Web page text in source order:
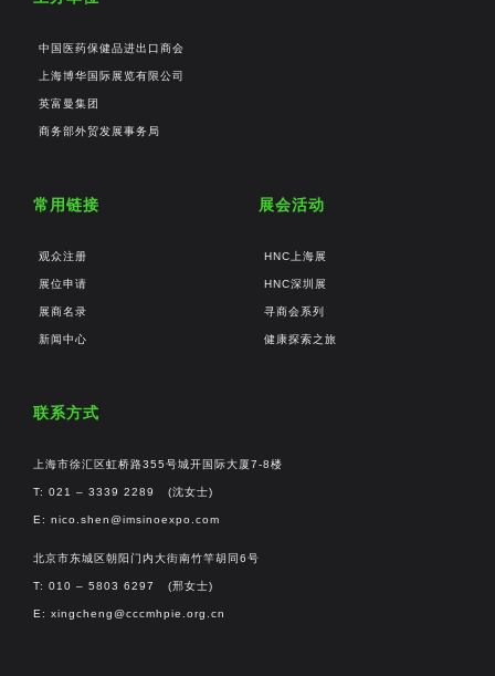
中国医药保健品进出口商会
上海博华国际展览有限公司
英富曼集团
商务部外贸发展事务局
常用链接
观众注册
展位申请
展商名录
新闻中心
展会活动
HNC上海展
HNC深圳展
寻商会系列
健康探索之旅
联系方式
上海市徐汇区虹桥路355号城开国际大厦7-8楼
T: 021 – 3339 2289 (沈女士)
E: nico.shen@imsinoexpo.com
北京市东城区朝阳门内大街南竹竿胡同6号
T: 010 – 5803 6297 (邢女士)
E: xingcheng@cccmhpie.org.cn